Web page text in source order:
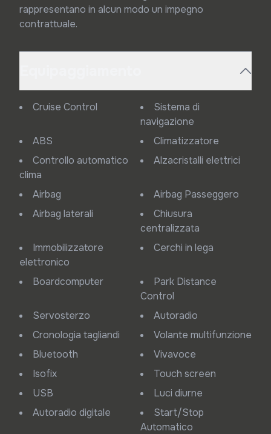
rappresentano in alcun modo un impegno
contrattuale.
Cruise Control
Sistema di
navigazione
ABS
Climatizzatore
Controllo automatico
clima
Alzacristalli elettrici
Airbag
Airbag Passeggero
Airbag laterali
Chiusura
centralizzata
Immobilizzatore
elettronico
Cerchi in lega
Boardcomputer
Park Distance
Control
Servosterzo
Autoradio
Cronologia tagliandi
Volante multifunzione
Bluetooth
Vivavoce
Isofix
Touch screen
USB
Luci diurne
Autoradio digitale
Start/Stop
Automatico